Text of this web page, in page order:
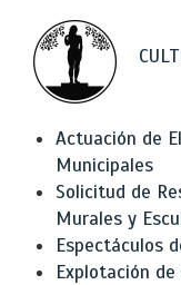
Actuación de
Municipales
Solicitud de
Murales y
Espectáculos
Explotación